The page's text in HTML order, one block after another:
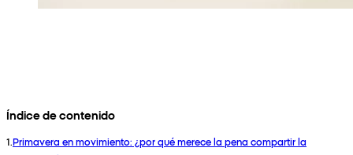
Índice de contenido
1.Primavera en movimiento: ¿por qué merece la pena compartir la